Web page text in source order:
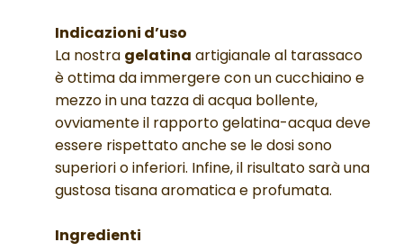
Indicazioni d’uso
La nostra gelatina artigianale al tarassaco
è ottima da immergere con un cucchiaino e
mezzo in una tazza di acqua bollente,
ovviamente il rapporto gelatina-acqua deve
essere rispettato anche se le dosi sono
superiori o inferiori. Infine, il risultato sarà una
gustosa tisana aromatica e profumata.
Ingredienti